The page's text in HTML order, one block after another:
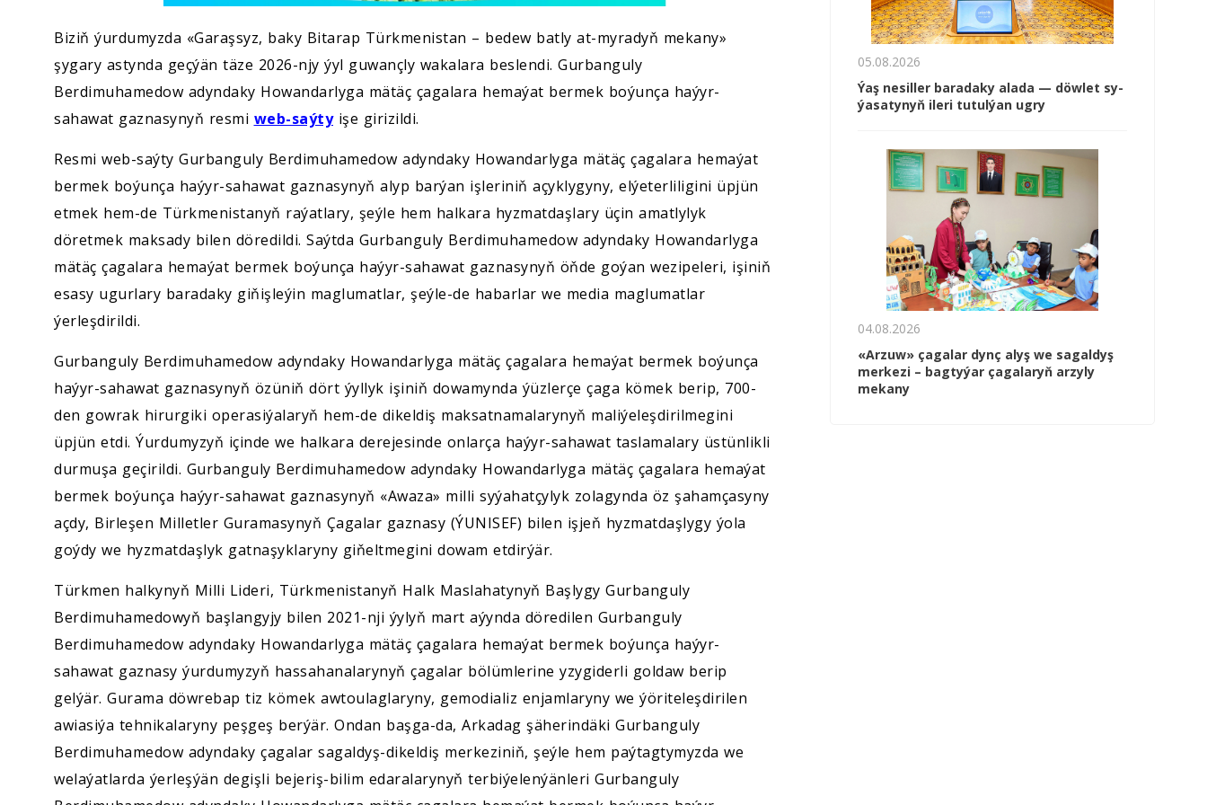
Biziň ýurdumyzda «Garaşsyz, baky Bitarap Türkmenistan – bedew batly at-myradyň mekany»
şygary astynda geçýän täze 2026-njy ýyl guwançly wakalara beslendi. Gurbanguly
Berdimuhamedow adyndaky Howandarlyga mätäç çagalara hemaýat bermek boýunça haýyr-
sahawat gaznasynyň resmi web-saýtyişe girizildi.
Resmi web-saýty Gurbanguly Berdimuhamedow adyndaky Howandarlyga mätäç çagalara hemaýat
bermek boýunça haýyr-sahawat gaznasynyň alyp barýan işleriniň açyklygyny, elýeterliligini üpjün
etmek hem-de Türkmenistanyň raýatlary, şeýle hem halkara hyzmatdaşlary üçin amatlylyk
döretmek maksady bilen döredildi. Saýtda Gurbanguly Berdimuhamedow adyndaky Howandarlyga
mätäç çagalara hemaýat bermek boýunça haýyr-sahawat gaznasynyň öňde goýan wezipeleri, işiniň
esasy ugurlary baradaky giňişleýin maglumatlar, şeýle-de habarlar we media maglumatlar
ýerleşdirildi.
Gurbanguly Berdimuhamedow adyndaky Howandarlyga mätäç çagalara hemaýat bermek boýunça
haýyr-sahawat gaznasynyň özüniň dört ýyllyk işiniň dowamynda ýüzlerçe çaga kömek berip, 700-
den gowrak hirurgiki operasiýalaryň hem-de dikeldiş maksatnamalarynyň maliýeleşdirilmegini
üpjün etdi. Ýurdumyzyň içinde we halkara derejesinde onlarça haýyr-sahawat taslamalary üstünlikli
durmuşa geçirildi. Gurbanguly Berdimuhamedow adyndaky Howandarlyga mätäç çagalara hemaýat
bermek boýunça haýyr-sahawat gaznasynyň «Awaza» milli syýahatçylyk zolagynda öz şahamçasyny
açdy, Birleşen Milletler Guramasynyň Çagalar gaznasy (ÝUNISEF) bilen işjeň hyzmatdaşlygy ýola
goýdy we hyzmatdaşlyk gatnaşyklaryny giňeltmegini dowam etdirýär.
Türkmen halkynyň Milli Lideri, Türkmenistanyň Halk Maslahatynyň Başlygy Gurbanguly
Berdimuhamedowyň başlangyjy bilen 2021-nji ýylyň mart aýynda döredilen Gurbanguly
Berdimuhamedow adyndaky Howandarlyga mätäç çagalara hemaýat bermek boýunça haýyr-
sahawat gaznasy ýurdumyzyň hassahanalarynyň çagalar bölümlerine yzygiderli goldaw berip
gelýär. Gurama döwrebap tiz kömek awtoulaglaryny, gemodializ enjamlaryny we ýöriteleşdirilen
awiasiýa tehnikalaryny peşgeş berýär. Ondan başga-da, Arkadag şäherindäki Gurbanguly
Berdimuhamedow adyndaky çagalar sagaldyş-dikeldiş merkeziniň, şeýle hem paýtagtymyzda we
welaýatlarda ýerleşýän degişli bejeriş-bilim edaralarynyň terbiýelenýänleri Gurbanguly
05.08.2026
Ýaş ne­sil­ler ba­ra­da­ky ala­da — döw­let sy­
ýa­sa­ty­nyň ile­ri tu­tul­ýan ug­ry
04.08.2026
«Arzuw» çagalar dynç alyş we sagaldyş
merkezi – bagtyýar çagalaryň arzyly
mekany